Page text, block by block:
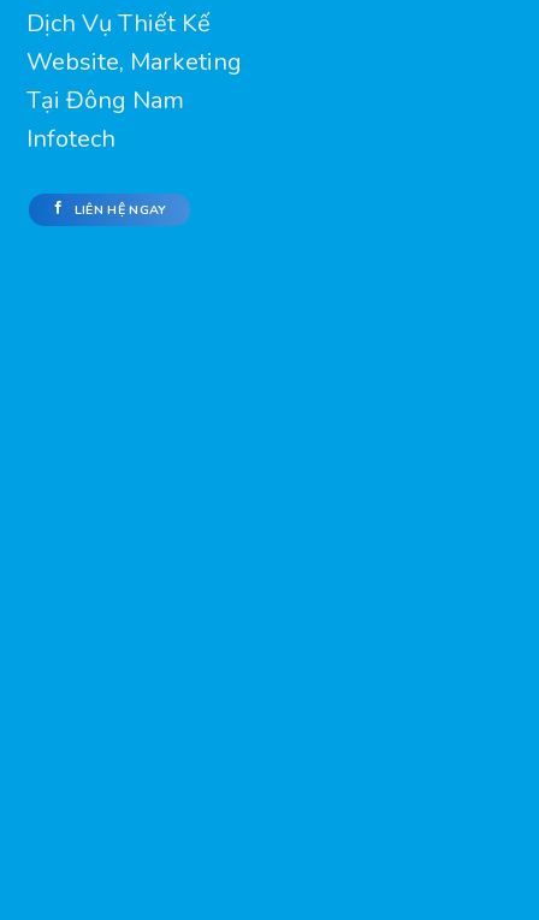
Dịch Vụ Thiết Kế
Website, Marketing
Tại Đông Nam
Infotech
LIÊN HỆ NGAY